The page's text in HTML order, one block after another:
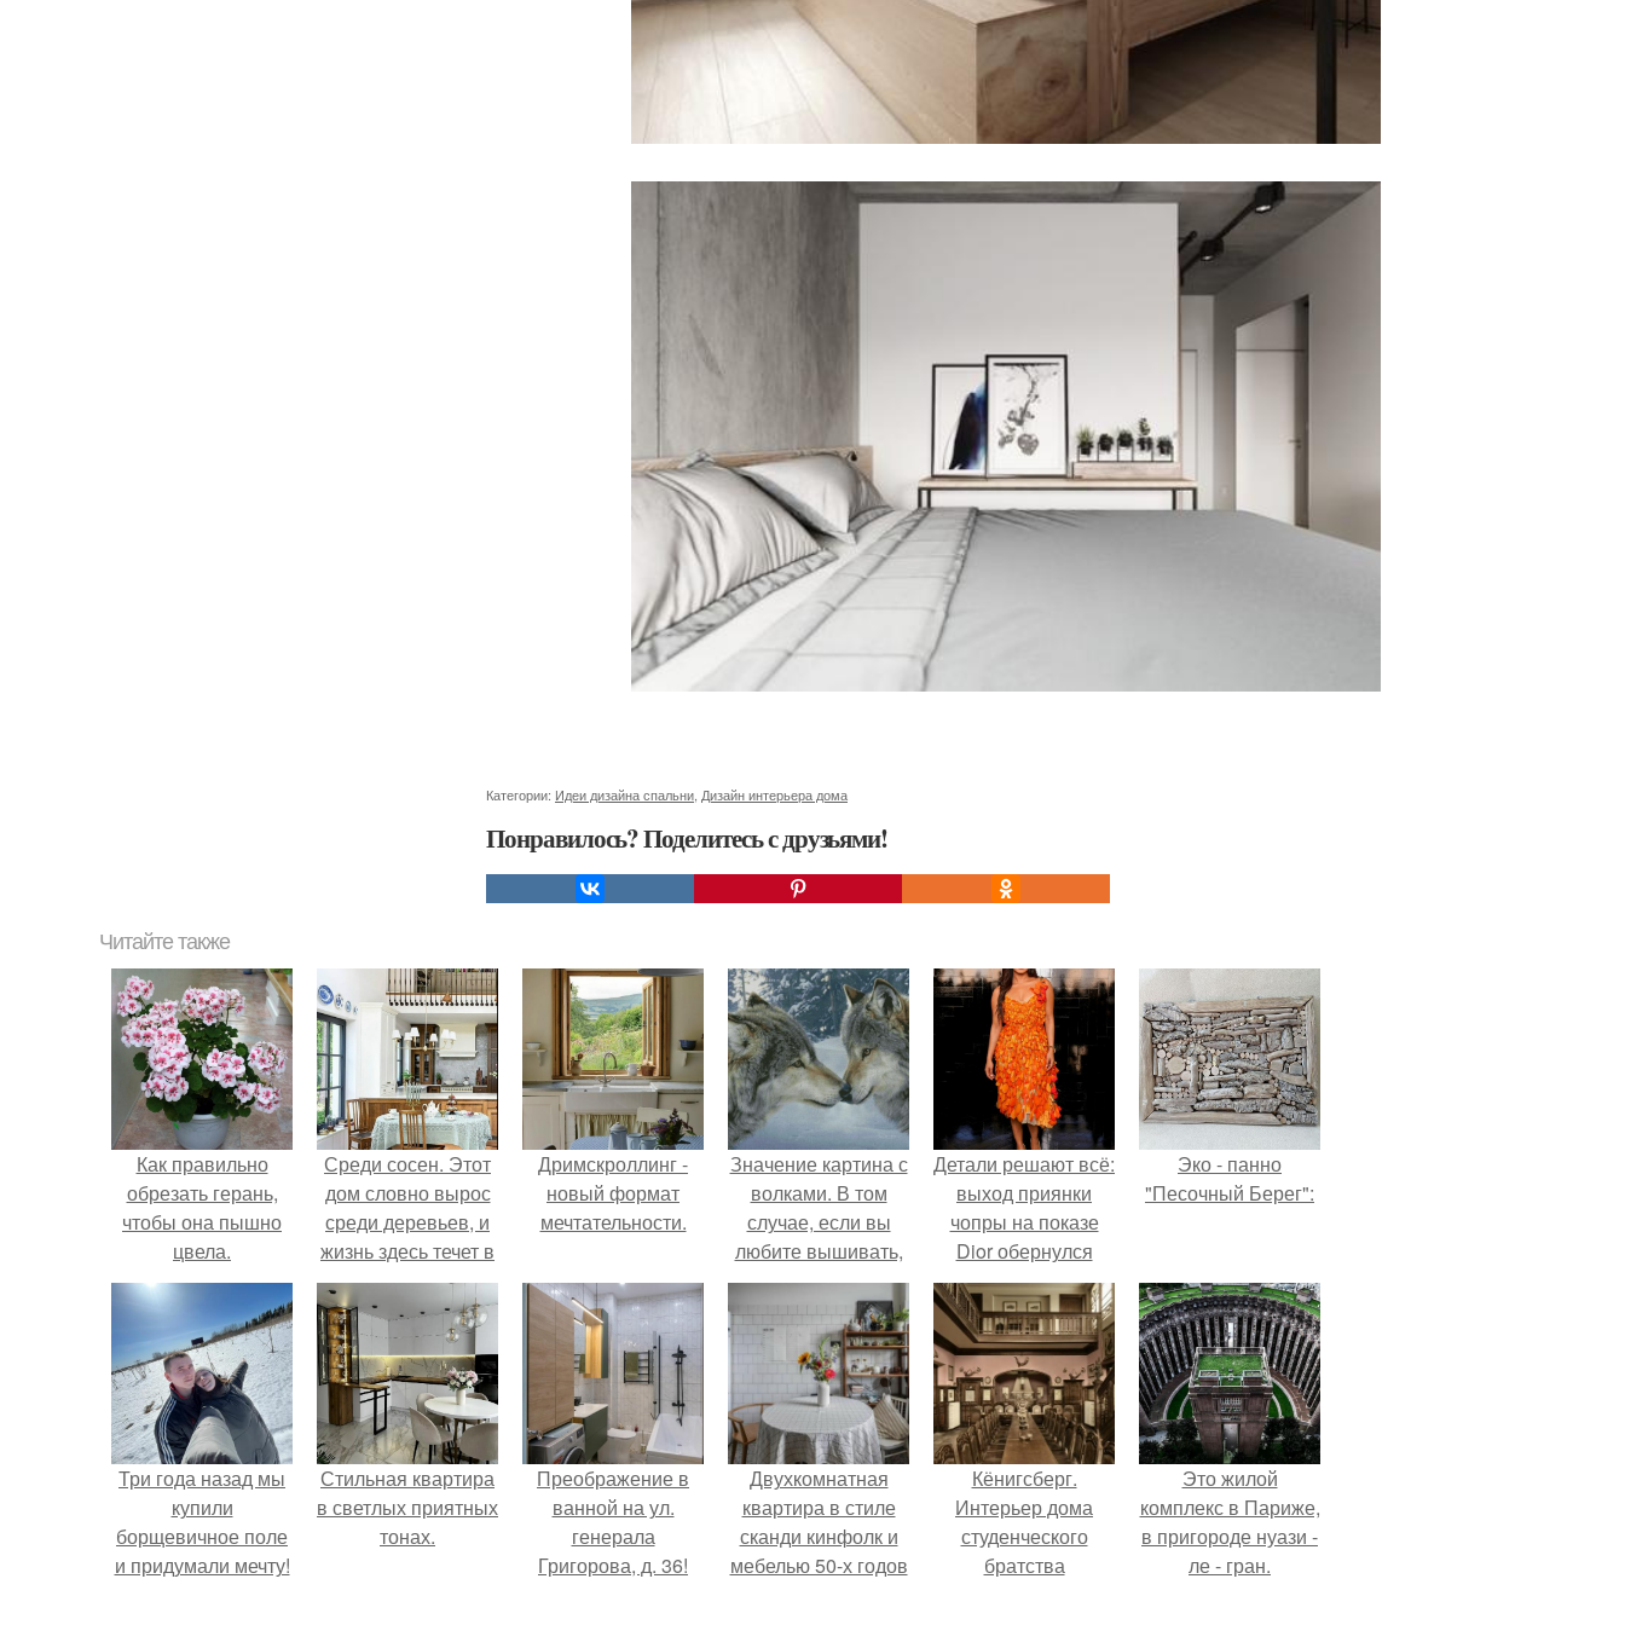
Категории: Идеи дизайна спальни Дизайн интерьера дома
Понравилось? Поделитесь с друзьями!
Читайте также
Как правильно
обрезать герань,
чтобы она пышно
цвела.
Среди сосен. Этот
дом словно вырос
среди деревьев, и
жизнь здесь течет в
собственном ритме
- спокойно, без
спешки и лишнего
шума.
Дримскроллинг -
новый формат
мечтательности.
Значение картина с
волками. В том
случае, если вы
любите вышивать,
то наверняка
задумывались о
том, что означает та
или иная вышитая
вами картина.
Детали решают всё:
выход приянки
чопры на показе
Dior обернулся
шквалом критики
из-за небрежного
пошива.
Эко - панно
"Песочный Берег":
Три года назад мы
купили
борщевичное поле
и придумали мечту!
Стильная квартира
в светлых приятных
тонах.
Преображение в
ванной на ул.
генерала
Григорова, д. 36!
Двухкомнатная
квартира в стиле
сканди кинфолк и
мебелью 50-х годов
Кёнигсберг.
Интерьер дома
студенческого
братства
Это жилой
комплекс в Париже,
в пригороде нуази -
ле - гран.